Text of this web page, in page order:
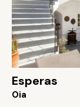
Esperas
Oia